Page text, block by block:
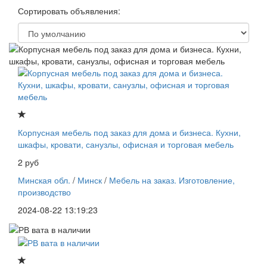
Сортировать объявления:
Корпусная мебель под заказ для дома и бизнеса. Кухни,
шкафы, кровати, санузлы, офисная и торговая мебель
2 руб
Минская обл. / Минск / Мебель на заказ. Изготовление,
производство
2024-08-22 13:19:23